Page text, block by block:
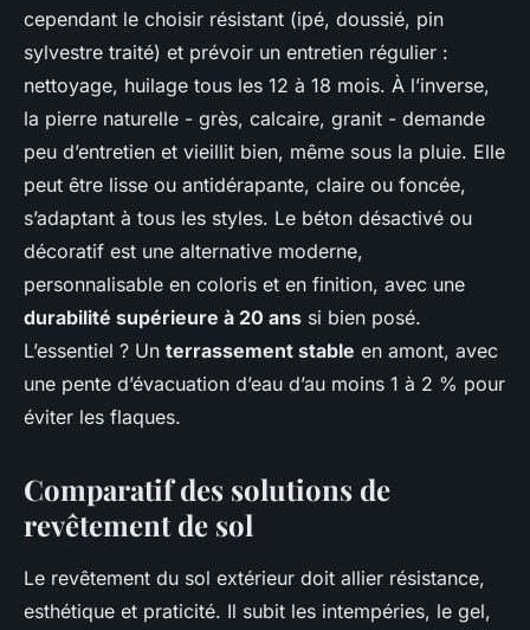
cependant le choisir résistant (ipé, doussié, pin
sylvestre traité) et prévoir un entretien régulier :
nettoyage, huilage tous les 12 à 18 mois. À l’inverse,
la pierre naturelle - grès, calcaire, granit - demande
peu d’entretien et vieillit bien, même sous la pluie. Elle
peut être lisse ou antidérapante, claire ou foncée,
s’adaptant à tous les styles. Le béton désactivé ou
décoratif est une alternative moderne,
personnalisable en coloris et en finition, avec une
durabilité supérieure à 20 ans si bien posé.
L’essentiel ? Un terrassement stable en amont, avec
une pente d’évacuation d’eau d’au moins 1 à 2 % pour
éviter les flaques.
Comparatif des solutions de
revêtement de sol
Le revêtement du sol extérieur doit allier résistance,
esthétique et praticité. Il subit les intempéries, le gel,